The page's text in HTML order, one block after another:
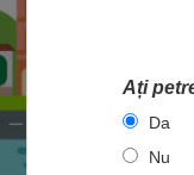
Ați
Da
Nu